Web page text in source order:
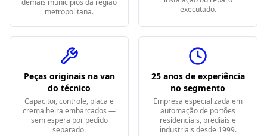
demais municípios da região
metropolitana.
executado.
Peças originais na van
do técnico
Capacitor, controle, placa e
cremalheira embarcados —
sem espera por pedido
separado.
25 anos de experiência
no segmento
Empresa especializada em
automação de portões
residenciais, prediais e
industriais desde 1999.